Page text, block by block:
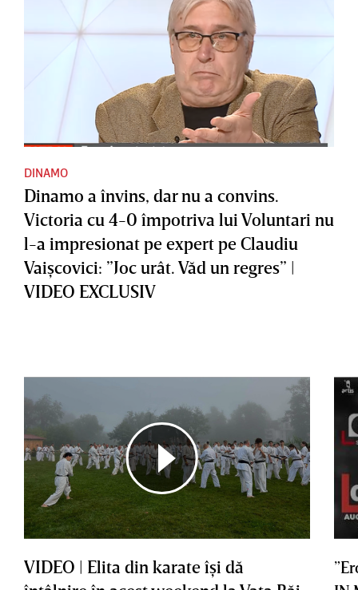
DINAMO
Dinamo a învins, dar nu a convins.
Victoria cu 4-0 împotriva lui Voluntari nu
l-a impresionat pe expert pe Claudiu
Vaişcovici: ”Joc urât. Văd un regres” |
VIDEO EXCLUSIV
VIDEO | Elita din karate îşi dă